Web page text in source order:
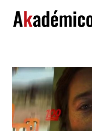
content